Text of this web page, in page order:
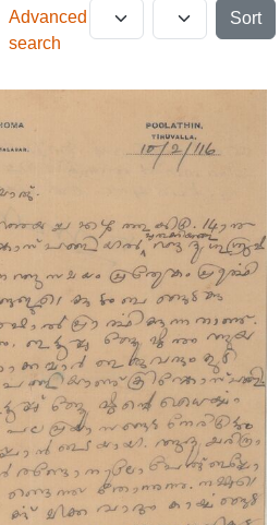
Advanced
search
Sort